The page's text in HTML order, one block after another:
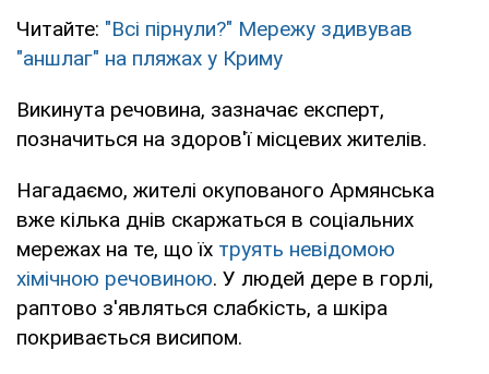
Читайте: "Всі пірнули?" Мережу здивував
"аншлаг" на пляжах у Криму
Викинута речовина, зазначає експерт,
позначиться на здоров'ї місцевих жителів.
Нагадаємо, жителі окупованого Армянська
вже кілька днів скаржаться в соціальних
мережах на те, що їх труять невідомою
хімічною речовиною. У людей дере в горлі,
раптово з'являться слабкість, а шкіра
покривається висипом.